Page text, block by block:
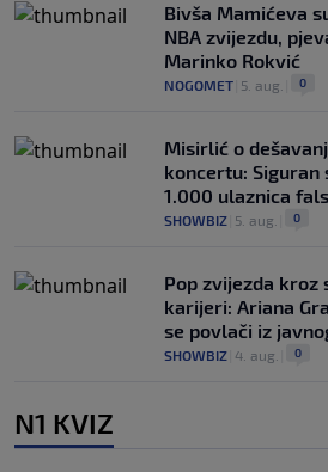
Bivša Mamićeva
NBA zvijezdu,
Marinko Rokvić
NOGOMET 5. aug. 0
Misirlić o
koncertu: Siguran
1.000 ulaznica
SHOWBIZ 5. aug. 0
Pop zvijezda kroz
karijeri: Ariana
se povlači iz
SHOWBIZ 4. aug. 0
N1 KVIZ